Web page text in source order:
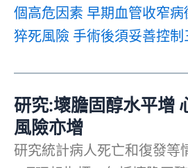
個高危因素 早期血管收窄
猝死風險 手術後須妥善控制
研究:壞膽固醇水平增
風險亦增
研究統計病人死亡和復發等